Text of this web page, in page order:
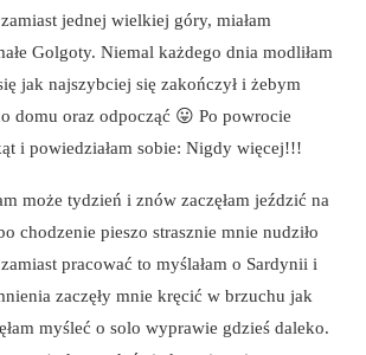
jednej wielkiej góry, miałam
Golgoty. Niemal każdego dnia modliłam
jak najszybciej się zakończył i żebym
domu oraz odpocząć 😛 Po powrocie
i powiedziałam sobie: Nigdy więcej!!!
może tydzień i znów zaczęłam jeździć na
chodzenie pieszo strasznie mnie nudziło
pracować to myślałam o Sardynii i
zaczęły mnie kręcić w brzuchu jak
myśleć o solo wyprawie gdzieś daleko.